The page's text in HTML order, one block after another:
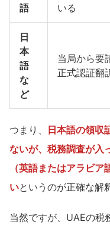
語
いる
日
本
語
な
ど
当局から要
正式認証翻
つまり、
日本語の領収
ないが、税務調査が入
（英語またはアラビ
いというのが正確な解
当然ですが、UAEの税